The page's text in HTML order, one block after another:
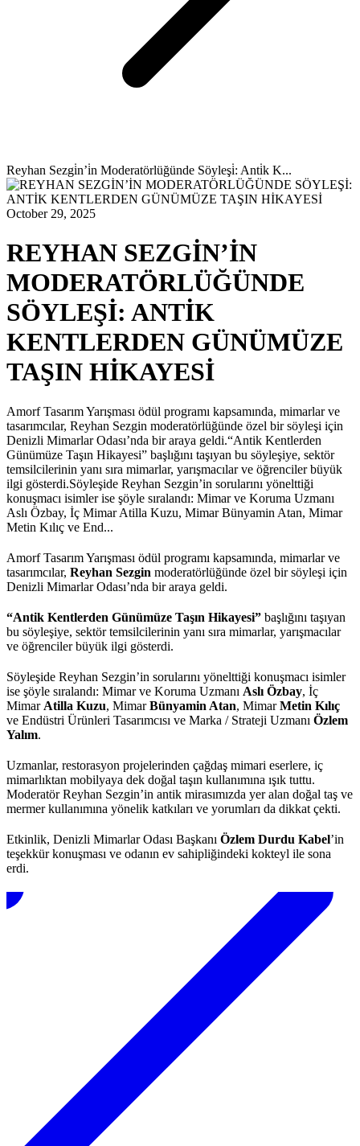
Reyhan Sezgi̇n’i̇n Moderatörlüğünde Söyleşi̇: Anti̇k K...
October 29, 2025
REYHAN SEZGİN’İN
MODERATÖRLÜĞÜNDE
SÖYLEŞİ: ANTİK
KENTLERDEN GÜNÜMÜZE
TAŞIN HİKAYESİ
Amorf Tasarım Yarışması ödül programı kapsamında, mimarlar ve
tasarımcılar, Reyhan Sezgin moderatörlüğünde özel bir söyleşi için
Denizli Mimarlar Odası’nda bir araya geldi.“Antik Kentlerden
Günümüze Taşın Hikayesi” başlığını taşıyan bu söyleşiye, sektör
temsilcilerinin yanı sıra mimarlar, yarışmacılar ve öğrenciler büyük
ilgi gösterdi.Söyleşide Reyhan Sezgin’in sorularını yönelttiği
konuşmacı isimler ise şöyle sıralandı: Mimar ve Koruma Uzmanı
Aslı Özbay, İç Mimar Atilla Kuzu, Mimar Bünyamin Atan, Mimar
Metin Kılıç ve End...
Amorf Tasarım Yarışması ödül programı kapsamında, mimarlar ve
tasarımcılar, Reyhan Sezgin moderatörlüğünde özel bir söyleşi için
Denizli Mimarlar Odası’nda bir araya geldi.
“Antik Kentlerden Günümüze Taşın Hikayesi” başlığını taşıyan
bu söyleşiye, sektör temsilcilerinin yanı sıra mimarlar, yarışmacılar
ve öğrenciler büyük ilgi gösterdi.
Söyleşide Reyhan Sezgin’in sorularını yönelttiği konuşmacı isimler
ise şöyle sıralandı: Mimar ve Koruma Uzmanı Aslı Özbay, İç
Mimar Atilla Kuzu, MimarBünyamin Atan, MimarMetin Kılıç
ve Endüstri Ürünleri Tasarımcısı ve Marka / Strateji Uzmanı Özlem
Yalım.
Uzmanlar, restorasyon projelerinden çağdaş mimari eserlere, iç
mimarlıktan mobilyaya dek doğal taşın kullanımına ışık tuttu.
Moderatör Reyhan Sezgin’in antik mirasımızda yer alan doğal taş ve
mermer kullanımına yönelik katkıları ve yorumları da dikkat çekti.
Etkinlik, Denizli Mimarlar Odası Başkanı Özlem Durdu Kabel’in
teşekkür konuşması ve odanın ev sahipliğindeki kokteyl ile sona
erdi.